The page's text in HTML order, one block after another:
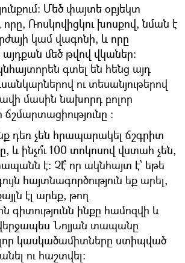
Մեծ փայտե օբյեկտ
Ռոսկովիցկու խոսքով, նման է
կամ վագոնի, և որը
մեծ թվով վկաներ։
գտել են հենց այդ
ու տեսանյութերով
մասին նախորդ բոլոր
ճշմարտացիությունը ։
դեռ չեն հրապարակել ճշգրիտ
և ինչո՞ւ 100 տոկոսով վստահ չեն,
է։ Չէ՞ որ ակնհայտ է՝ եթե
հայտնագործություն եք արել,
էլ արեք, թող
գիտությունն ինքը համոզվի և
Նոյյան տապանը
կասկածամիտները ստիպված
ու հաշտվել։